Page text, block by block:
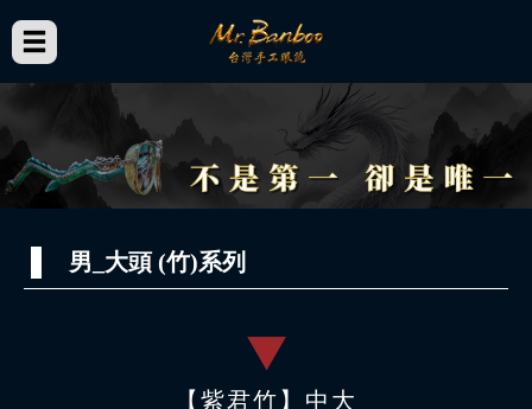
男_大頭 (竹)系列
【紫君竹】中大